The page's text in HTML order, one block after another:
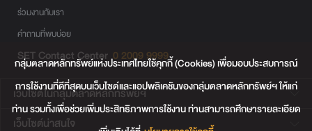
ร่วมงานกับเรา
คำถามที่พบบ่อย
SET Contact Center 0 2009 9999
เว็บไซต์ในกลุ่มตลาดหลักทรัพย์ฯ
เว็บไซต์น่าสนใจ
กลุ่มตลาดหลักทรัพย์แห่งประเทศไทยใช้คุกกี้ (Cookies) เพื่อมอบประสบการณ์
การใช้งานที่ดีที่สุดบนเว็บไซต์และแอปพลิเคชันของกลุ่มตลาดหลักทรัพย์ฯ ให้แก่
ท่าน รวมทั้งเพื่อช่วยเพิ่มประสิทธิภาพการใช้งาน ท่านสามารถศึกษารายละเอียด